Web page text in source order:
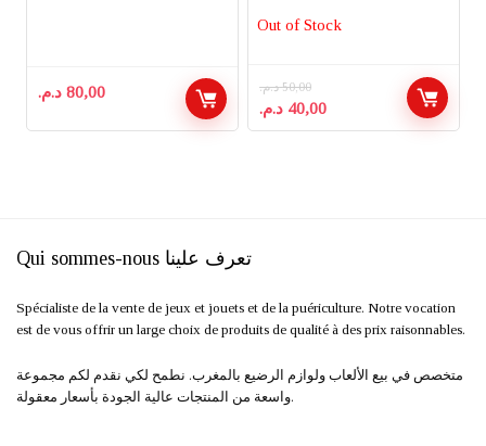
80,00 د.م.
Out of Stock
50,00 د.م.
Le
prix
40,00 د.م.
Le
prix
Qui sommes-nous تعرف علينا
Spécialiste de la vente de jeux et jouets et de la puériculture. Notre vocation
est de vous offrir un large choix de produits de qualité à des prix raisonnables.
متخصص في بيع الألعاب ولوازم الرضيع بالمغرب. نطمح لكي نقدم لكم مجموعة
واسعة من المنتجات عالية الجودة بأسعار معقولة.